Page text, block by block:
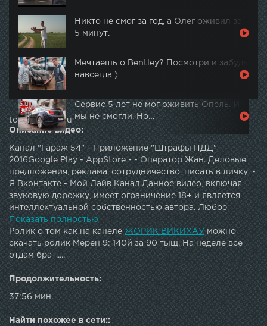
Никто не смог за год, а Олег оживил за
5 минут.
Мечтаешь о Bentley? Посмотри и забудь
навсегда )
Сервис 5 лет не мог оживить Опель. И
мы не смогли. Но…
topautotube.ru
Описание видео:
Канал "Гараж 54" - Приложение "Штрафы ПДД"
2016Google Play - AppStore - - Оператор Жан. Деловые
предложения, реклама, сотрудничество, писать в личку. -
Я Вконтакте - Мой Лайв Канал.Данное видео, включая
звуковую дорожку, имеет ограничение 18+ и является
интеллектуальной собственностью автора. Любое
копирование, полностью или частично и трансляция на
других ресурсах или сми под любым предлогом,
запрещено автором.
Показать полностью
Ролик о том как на канелеЖОРИК ВИКИХАУ можно
скачать ролик Мерен 9: 140й за 90 тыщ. На неделе все
отдам брат.....
Продолжительность:
37:56 мин.
Найти похожее в сети::